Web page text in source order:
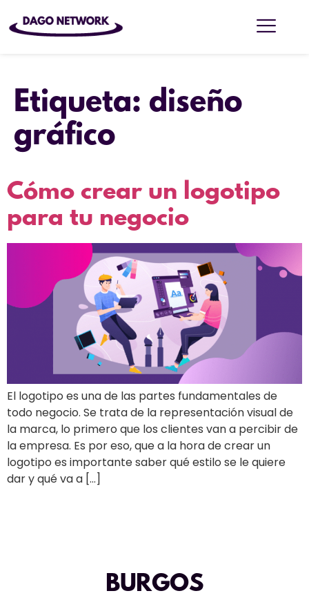
Etiqueta: diseño
gráfico
Cómo crear un logotipo
para tu negocio
El logotipo es una de las partes fundamentales de
todo negocio. Se trata de la representación visual de
la marca, lo primero que los clientes van a percibir de
la empresa. Es por eso, que a la hora de crear un
logotipo es importante saber qué estilo se le quiere
dar y qué va a […]
BURGOS